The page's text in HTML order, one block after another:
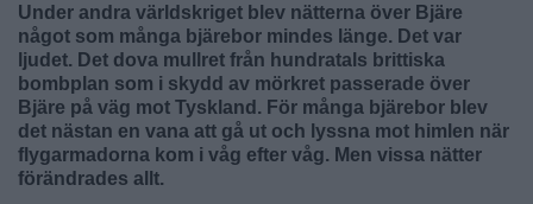
Under andra världskriget blev nätterna över Bjäre
något som många bjärebor mindes länge. Det var
ljudet. Det dova mullret från hundratals brittiska
bombplan som i skydd av mörkret passerade över
Bjäre på väg mot Tyskland. För många bjärebor blev
det nästan en vana att gå ut och lyssna mot himlen när
flygarmadorna kom i våg efter våg. Men vissa nätter
förändrades allt.